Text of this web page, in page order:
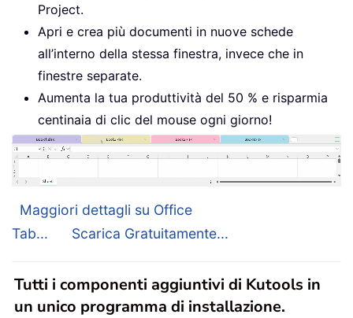
Project.
Apri e crea più documenti in nuove schede
all’interno della stessa finestra, invece che in
finestre separate.
Aumenta la tua produttività del 50 % e risparmia
centinaia di clic del mouse ogni giorno!
Maggiori dettagli su Office
Tab...
Scarica Gratuitamente...
Tutti i componenti aggiuntivi di Kutools in
un unico programma di installazione.